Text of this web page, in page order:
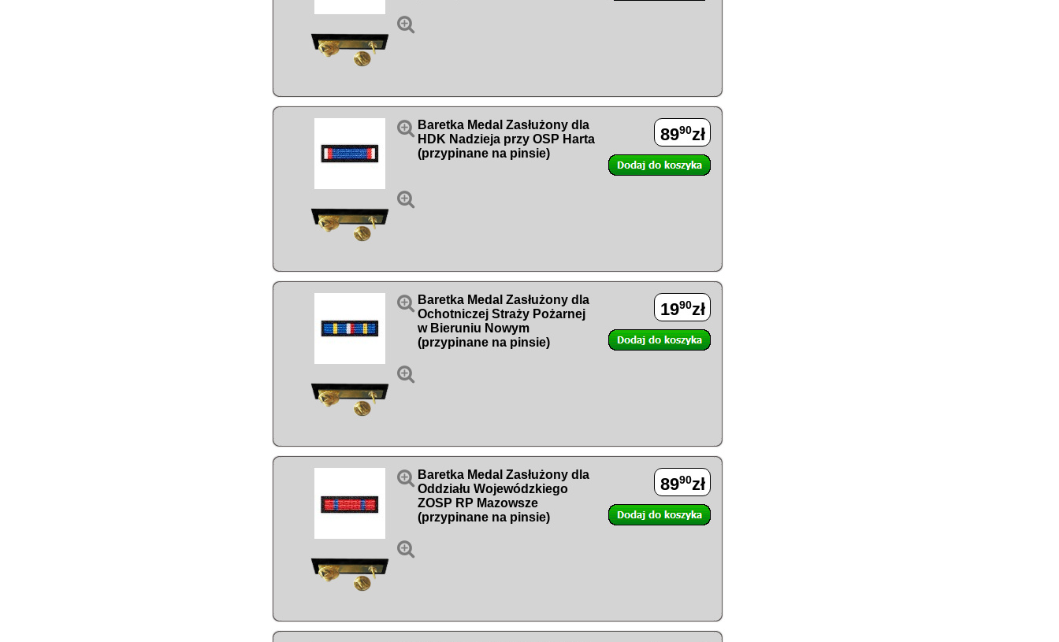



Baretka Medal Zasłużony dla
HDK Nadzieja przy OSP Harta
(przypinane na pinsie)
8990zł


Baretka Medal Zasłużony dla
Ochotniczej Straży Pożarnej
w Bieruniu Nowym
(przypinane na pinsie)
1990zł


Baretka Medal Zasłużony dla
Oddziału Wojewódzkiego
ZOSP RP Mazowsze
(przypinane na pinsie)
8990zł